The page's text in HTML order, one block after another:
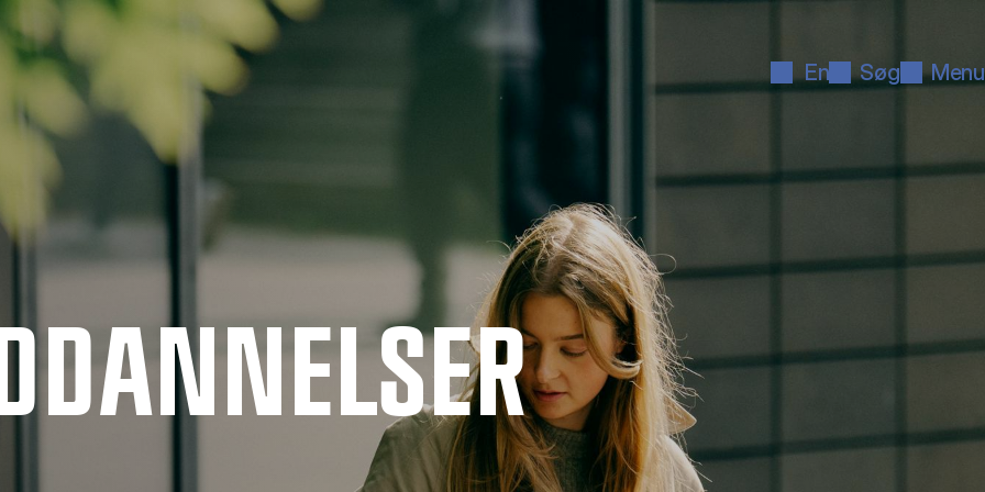
En Søg Menu